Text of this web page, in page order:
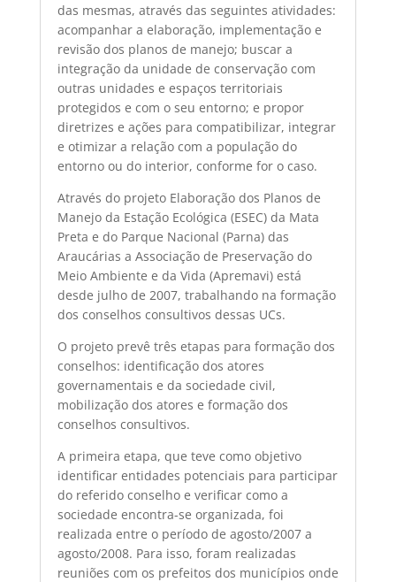
das mesmas, através das seguintes atividades:
acompanhar a elaboração, implementação e
revisão dos planos de manejo; buscar a
integração da unidade de conservação com
outras unidades e espaços territoriais
protegidos e com o seu entorno; e propor
diretrizes e ações para compatibilizar, integrar
e otimizar a relação com a população do
entorno ou do interior, conforme for o caso.
Através do projeto Elaboração dos Planos de
Manejo da Estação Ecológica (ESEC) da Mata
Preta e do Parque Nacional (Parna) das
Araucárias a Associação de Preservação do
Meio Ambiente e da Vida (Apremavi) está
desde julho de 2007, trabalhando na formação
dos conselhos consultivos dessas UCs.
O projeto prevê três etapas para formação dos
conselhos: identificação dos atores
governamentais e da sociedade civil,
mobilização dos atores e formação dos
conselhos consultivos.
A primeira etapa, que teve como objetivo
identificar entidades potenciais para participar
do referido conselho e verificar como a
sociedade encontra-se organizada, foi
realizada entre o período de agosto/2007 a
agosto/2008. Para isso, foram realizadas
reuniões com os prefeitos dos municípios onde